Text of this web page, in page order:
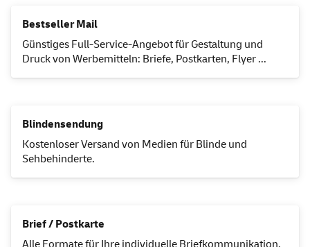
BestsellerMail
Günstiges Full-Service-Angebot für Gestaltung und
Druck von Werbemitteln: Briefe, Postkarten, Flyer ...
Blindensendung
Kostenloser Versand von Medien für Blinde und
Sehbehinderte.
Brief / Postkarte